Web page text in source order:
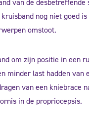
van de desbetreffende
nog niet goed is
omstoot.
om zijn positie in een
minder last hadden van
van een kniebrace
in de propriocepsis.